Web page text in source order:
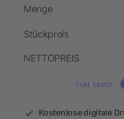
Menge
Stückpreis
NETTOPREIS
Exkl. MwSt.
Kostenlose digitale